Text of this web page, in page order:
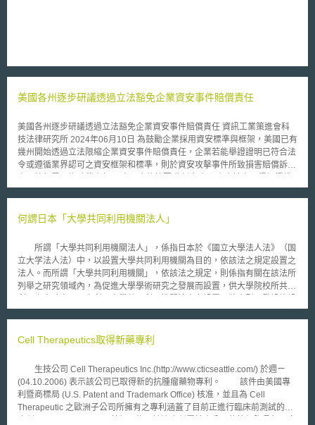
美國各州逐步研議透過立法豁免企業資安事件賠償責任
美國各州逐步研議透過立法豁免企業資安事件賠償責任 資訊工業策進會科
技法律研究所 2024年06月10日 為鼓勵企業採用資安標準與框架，美國已有
幾州開始透過立法限縮企業資安事件賠償責任，企業若能舉證證明已符合法
令或遵循業界認可之資安框架和標準，則於資安攻擊事件所致損害賠償訴訟
下近用網路和敏感資料，企業往往投入大量資源打造資安防護架構，惟在現
件發生，導致企業進一步面臨訴訟求償風險，其中多數指控為未實施適當的
安事件賠償責任，以鼓勵企業採用資安標準、框架與資安相關法令。 貳、
重點說明 繼美國俄亥俄州[1]、猶他州[2]和康乃狄克州[3]相繼頒布法令，讓
已實施適當安全維護措施之企業，豁免資安攻擊所致資料外洩之損害賠償責
任，佛羅里達州和西維吉尼亞州近期亦提出相似法案，以下介紹兩州法案之
重點： 一、佛羅里達州 美國佛羅里達州於2023年11月公布《資安事件責任
港條款」（Safe Harbor），當企業遭受資安攻擊致生個資外洩事件，如可
制，則可免於賠償責任，以鼓勵企業採納資安標準或框架。 為適用安全港
Protection Act），針對資料外洩事件，通知個人、監管機關和消費者，並
建立與法案內所列當前產業認可的資安標準、框架，或是特定法令規範之內
容具一致性的資安計畫（Cybersecurity Programs）： （一）當前產業認可
的資安標準、框架 1. 國家標準暨技術研究院（National Institute of
Standards and Technology, NIST）改善關鍵基礎設施資安框架
何謂日本「大學共同利用機關法人」
所謂「大學共同利用機關法人」，係指日本於《國立大學法人法》（国
立大学法人法）中，以設置大學共同利用機關為目的，依該法之規定設置之
法人。而所謂「大學共同利用機關」，依該法之規定，則係指有關在該法所
列舉之研究領域內，為促進大學學術研究之發展而設置，供大學院校所共同
備，以及貴重文獻資料之收集及保存等功能賦予大學共同利用機關，並將其
用。 目前登錄於日本文部科學省之大學共同利用機關法人包括了「大
機構）、「大學共同利用機關自然科學研究機構」（大学共同利用機関法人
自然科学研究機構）、「大學共同利用機關高能量加速器研究機構」（大学
共同利用機関法人高エネルギー加速器研究機構），以及「大學共同利用機
關資訊與系統研究機構」（大学共同利用機関法人情報・システム研究機
構）等四者。
Cell Therapeutics取得新藥專利
生技公司 Cell Therapeutics Inc.(http://www.cticseattle.com/) 於週ㄧ
(04.10.2006) 表示該公司已取得新的抗腫瘤藥物專利。 該件由美國專
利暨商標局 (U.S. Patent and Trademark Office) 核准，並且為 Cell
Therapeutic 之歐洲子公司所擁有之專利涵蓋了目前正進行臨床前測試的治